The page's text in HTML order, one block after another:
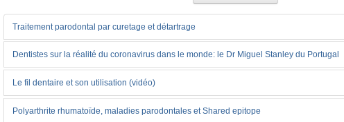
Traitement parodontal par curetage et détartrage
Dentistes sur la réalité du coronavirus dans le monde: le Dr Miguel Stanley du Portugal
Le fil dentaire et son utilisation (vidéo)
Polyarthrite rhumatoïde, maladies parodontales et Shared epitope